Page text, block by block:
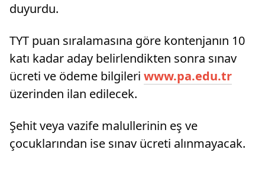
duyurdu.
TYT puan sıralamasına göre kontenjanın 10
katı kadar aday belirlendikten sonra sınav
ücreti ve ödeme bilgileri www.pa.edu.tr
üzerinden ilan edilecek.
Şehit veya vazife malullerinin eş ve
çocuklarından ise sınav ücreti alınmayacak.